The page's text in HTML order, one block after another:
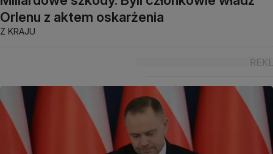
Orlenu z aktem oskarżenia
Z KRAJU